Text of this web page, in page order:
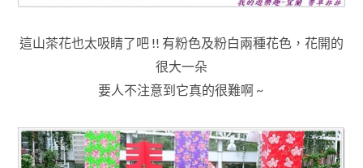
這山茶花也太吸睛了吧 !! 有粉色及粉白兩種花色 ，花開的
很大一朵
要人不注意到它真的很難啊 ~